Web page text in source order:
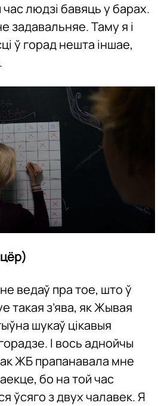
людзі бавяць у барах.
задавальняе. Таму я і
ў горад нешта іншае,
ведаў пра тое, што ў
такая з’ява, як Жывая
шукаў цікавыя
І вось аднойчы
ЖБ прапанавала мне
бо на той час
ўсяго з двух чалавек. Я